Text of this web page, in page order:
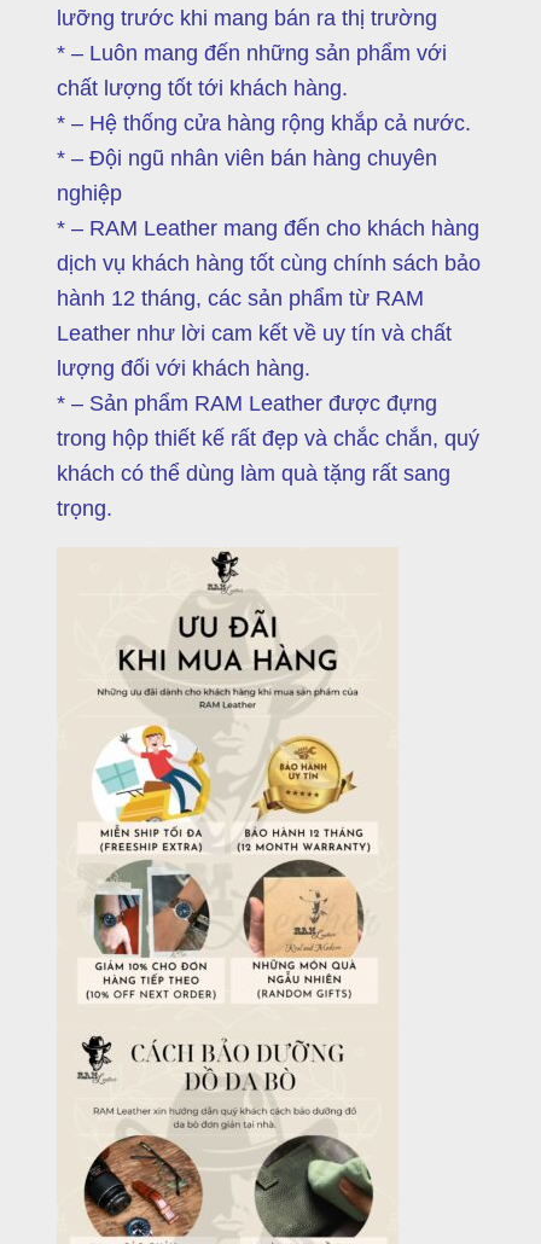
lưỡng trước khi mang bán ra thị trường
* – Luôn mang đến những sản phẩm với
chất lượng tốt tới khách hàng.
* – Hệ thống cửa hàng rộng khắp cả nước.
* – Đội ngũ nhân viên bán hàng chuyên
nghiệp
* – RAM Leather mang đến cho khách hàng
dịch vụ khách hàng tốt cùng chính sách bảo
hành 12 tháng, các sản phẩm từ RAM
Leather như lời cam kết về uy tín và chất
lượng đối với khách hàng.
* – Sản phẩm RAM Leather được đựng
trong hộp thiết kế rất đẹp và chắc chắn, quý
khách có thể dùng làm quà tặng rất sang
trọng.